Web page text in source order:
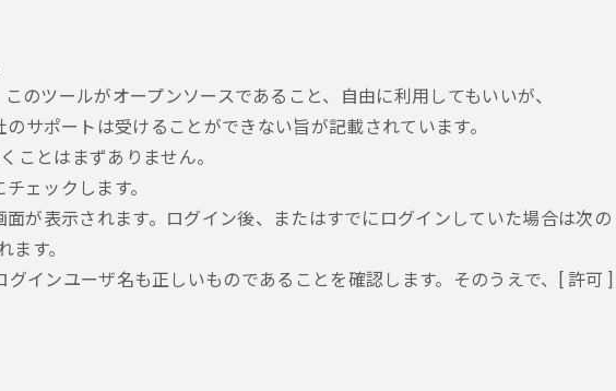
のツールがオープンソースであること、自由に利用してもいいが、
サポートは受けることができない旨が記載されています。
ことはまずありません。
チェックします。
が表示されます。ログイン後、またはすでにログインしていた場合は次の
す。
インユーザ名も正しいものであることを確認します。そのうえで、[ 許可 ]